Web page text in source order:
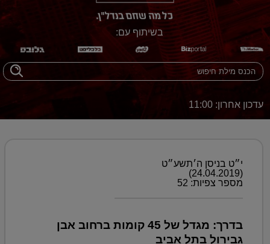
בשיתוף עם:
עדכון אחרון: 11:00
י״ט בניסן ה׳תשע״ט
(24.04.2019)
מספר צפיות: 52
בדרך: מגדל של 45 קומות ברחוב אבן
גבירול בתל אביב